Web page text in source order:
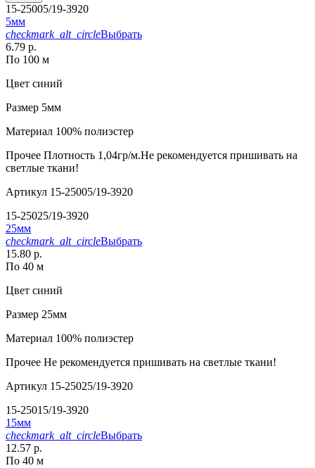
15-25005/19-3920
5мм
checkmark_alt_circleВыбрать
6.79 р.
По 100 м
Цвет синий
Размер 5мм
Материал 100% полиэстер
Прочее Плотность 1,04гр/м.Не рекомендуется пришивать на
светлые ткани!
Артикул 15-25005/19-3920
15-25025/19-3920
25мм
checkmark_alt_circleВыбрать
15.80 р.
По 40 м
Цвет синий
Размер 25мм
Материал 100% полиэстер
Прочее Не рекомендуется пришивать на светлые ткани!
Артикул 15-25025/19-3920
15-25015/19-3920
15мм
checkmark_alt_circleВыбрать
12.57 р.
По 40 м